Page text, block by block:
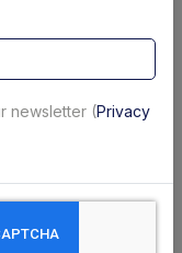
tubolare
x cilindro
DLB 47
18202L
newsletter (Privacy